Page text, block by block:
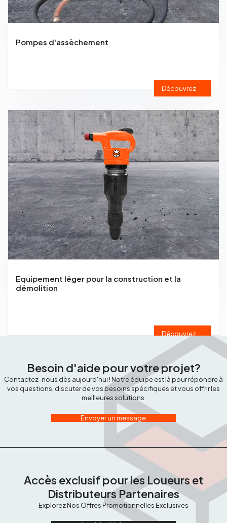
Pompes d'assèchement
Découvrez
Equipement léger pour la construction et la
démolition
Découvrez
Besoin d'aide pour votre projet?
Contactez-nous dès aujourd'hui ! Notre équipe est là pour répondre à
vos questions, discuter de vos besoins spécifiques et vous offrir les
meilleures solutions.
Envoyer un message
Accès exclusif pour les Loueurs et
Distributeurs Partenaires
Explorez Nos Offres Promotionnelles Exclusives